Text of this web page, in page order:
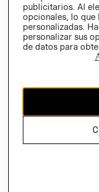
Ecuador ($)
CAMBIAR REGIÓN
propiedad de H&M
publicitarios. Al
opcionales, lo que
personalizadas.
personalizar sus
de datos para